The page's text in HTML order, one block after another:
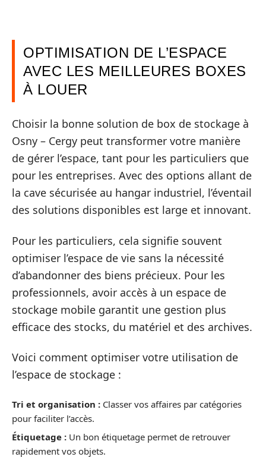
OPTIMISATION DE L’ESPACE
AVEC LES MEILLEURES BOXES
À LOUER
Choisir la bonne solution de box de stockage à
Osny – Cergy peut transformer votre manière
de gérer l’espace, tant pour les particuliers que
pour les entreprises. Avec des options allant de
la cave sécurisée au hangar industriel, l’éventail
des solutions disponibles est large et innovant.
Pour les particuliers, cela signifie souvent
optimiser l’espace de vie sans la nécessité
d’abandonner des biens précieux. Pour les
professionnels, avoir accès à un espace de
stockage mobile garantit une gestion plus
efficace des stocks, du matériel et des archives.
Voici comment optimiser votre utilisation de
l’espace de stockage :
Tri et organisation : Classer vos affaires par catégories
pour faciliter l’accès.
Étiquetage : Un bon étiquetage permet de retrouver
rapidement vos objets.